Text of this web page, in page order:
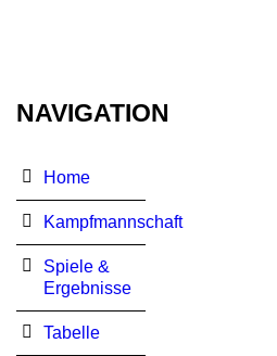
NAVIGATION
Home
Kampfmannschaft
Spiele &
Ergebnisse
Tabelle